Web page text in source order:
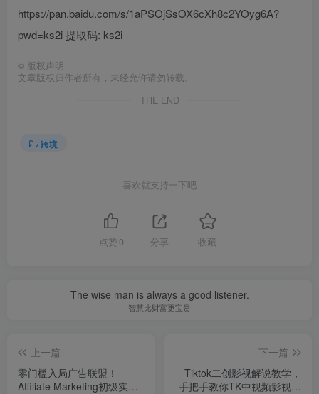
https://pan.baidu.com/s/1aPSOjSsOX6cXh8c2YOyg6A?
pwd=ks2i 提取码: ks2i
© 版权声明
文章版权归作者所有，未经允许请勿转载。
THE END
跨境
喜欢就支持一下吧
点赞 0 分享 收藏
The wise man is always a good listener.
智慧比财富更宝贵
上一篇
零门槛入局广告联盟！
Affiliate Marketing初级实战
下一篇
Tiktok二创影视解说教学，
手把手教你TK中视频影视解